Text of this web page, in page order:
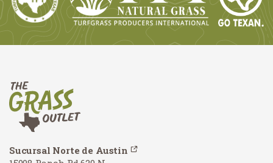
Sucursal Norte de Austin